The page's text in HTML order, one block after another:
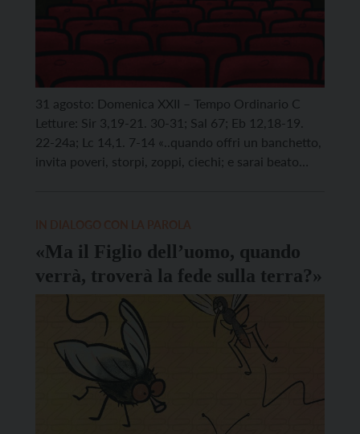
31 agosto: Domenica XXII – Tempo Ordinario C
Letture: Sir 3,19-21. 30-31; Sal 67; Eb 12,18-19.
22-24a; Lc 14,1. 7-14 «..quando offri un banchetto,
invita poveri, storpi, zoppi, ciechi; e sarai beato
«Ma il Figlio dell’uomo, quando
verrà, troverà la fede sulla terra?»